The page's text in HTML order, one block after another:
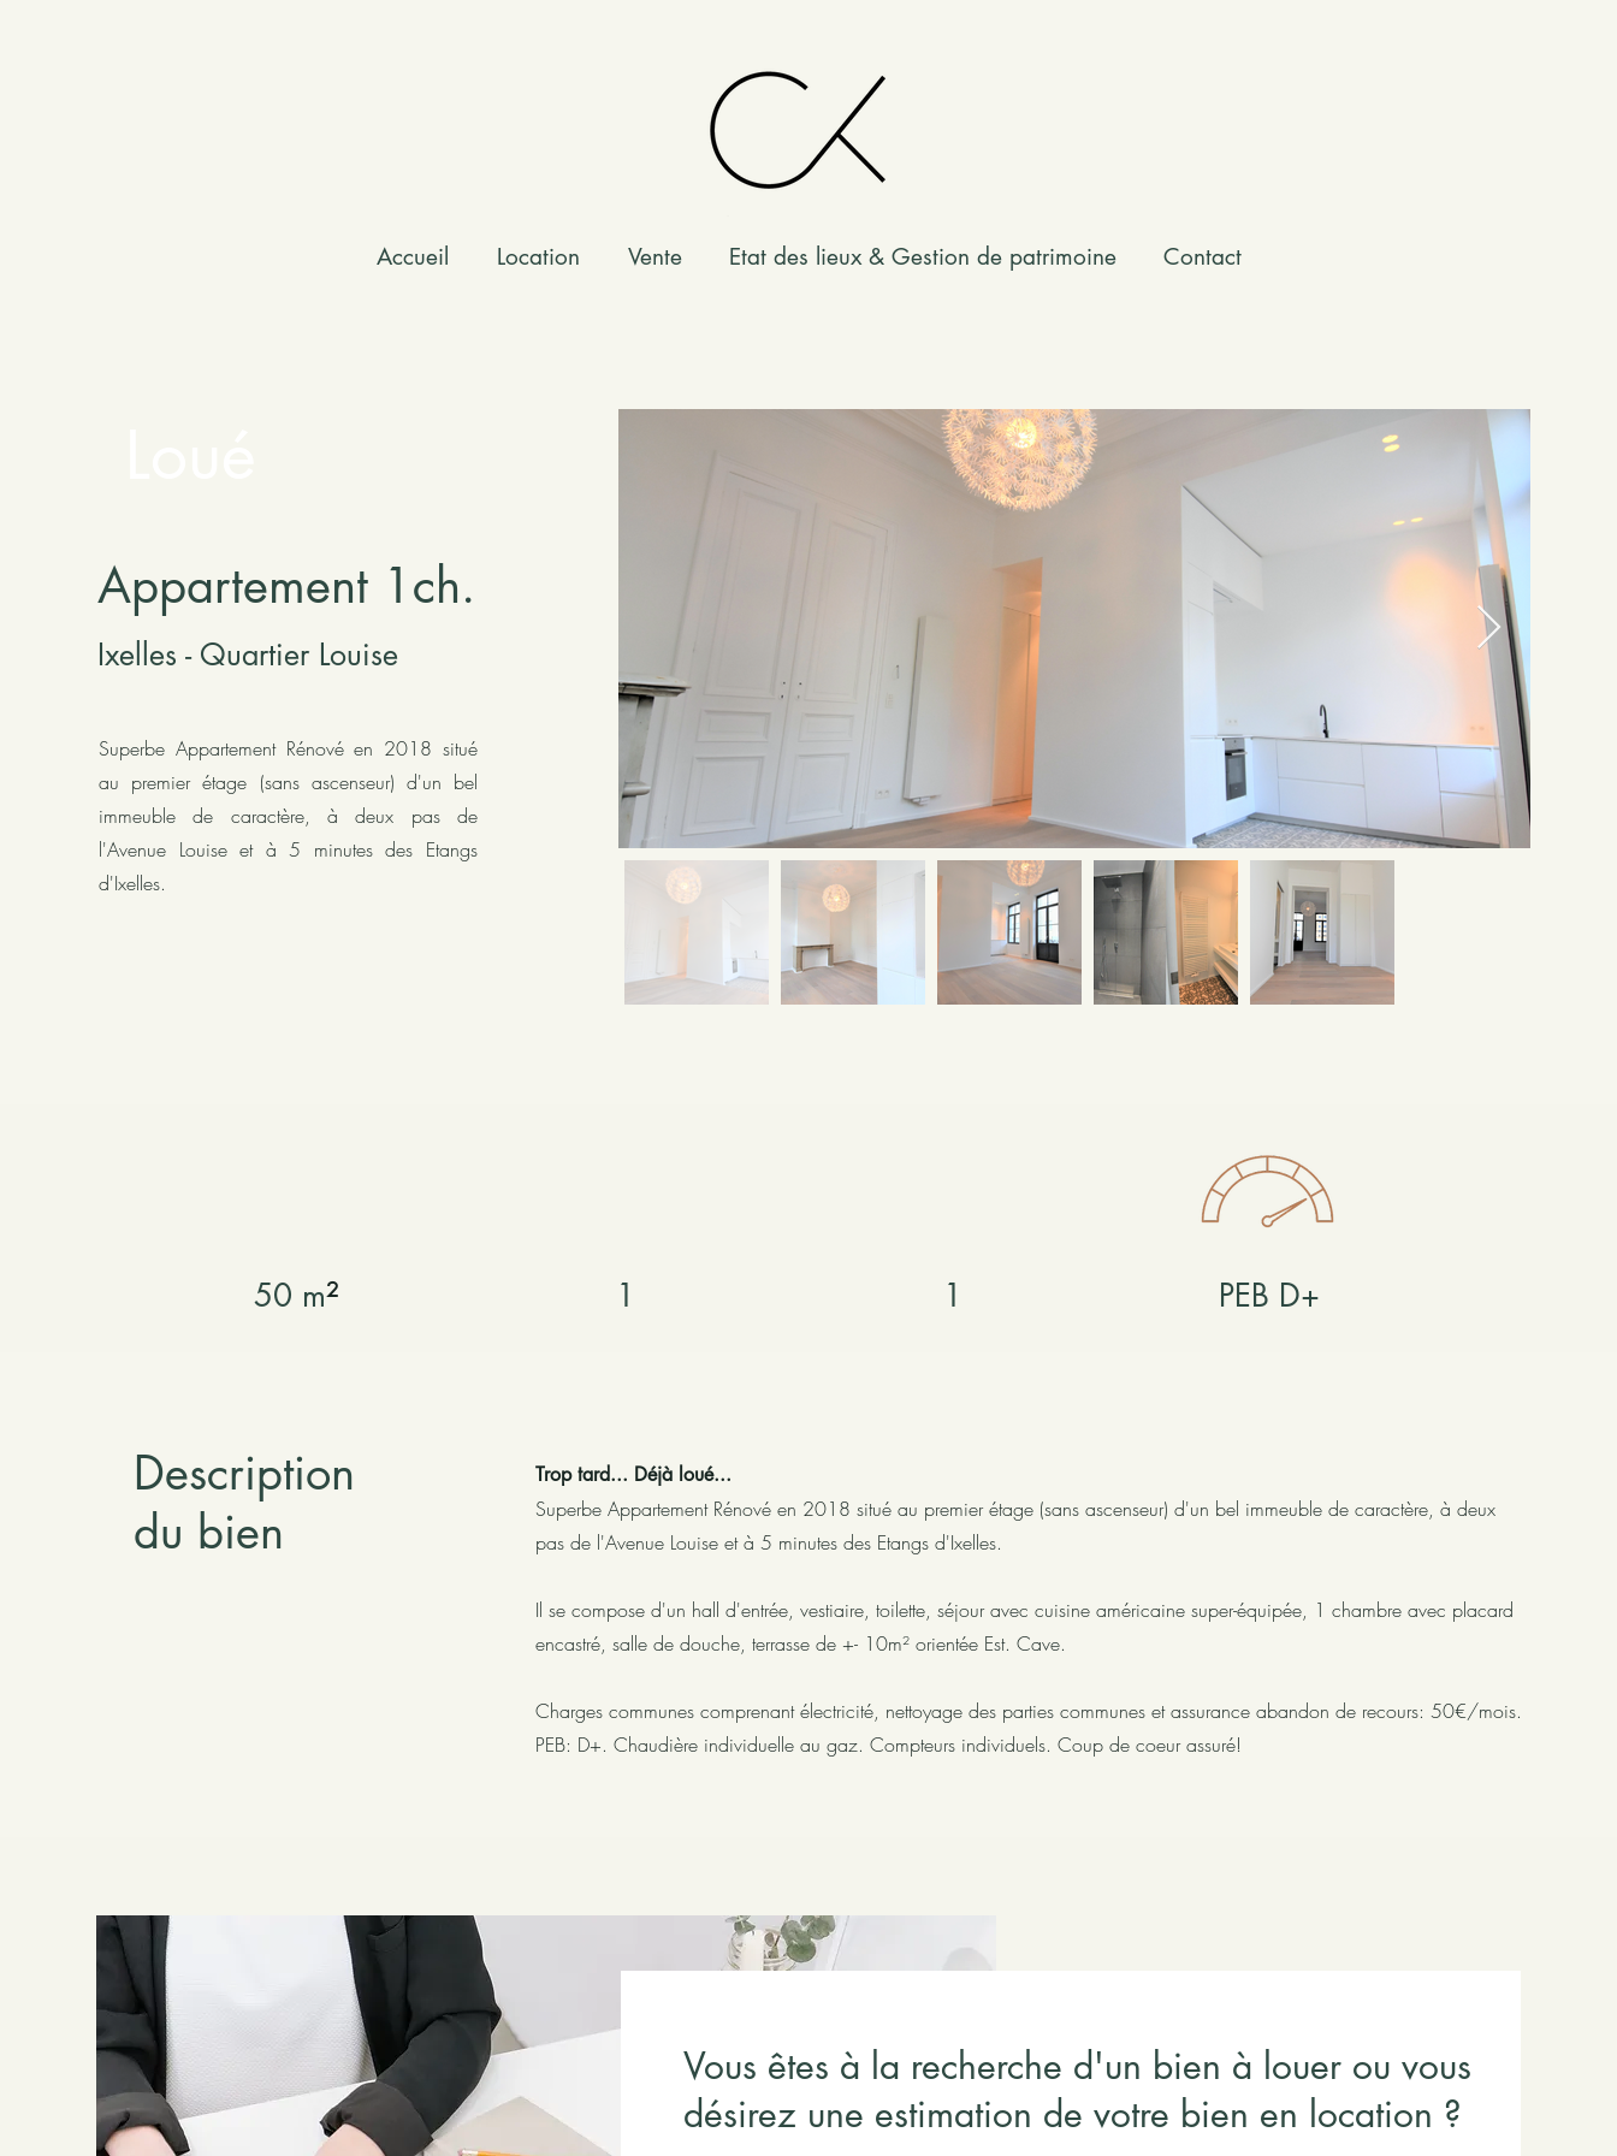
Accueil Location Vente Etat des lieux & Gestion de patrimoine Contact
Appartement 1ch.
Ixel les - Quartier Louise
Superbe Appartement Rénové en 2018 situé
au premier étage (sans ascenseur) d'un bel
immeuble de caractère, à deux pas de
l'Avenue Louise et à 5 minutes des Etangs
d'Ixelles.
50 m² 1 1 PEB D+
Description
du bien
Trop tard... Déjà loué...
Superbe Appartement Rénové en 2018 situé au premier étage (sans ascenseur) d'un bel immeuble de caractère, à deux
pas de l'Avenue Louise et à 5 minutes des Etangs d'Ixelles.
Il se compose d'un hall d'entrée, vestiaire, toilette, séjour avec cuisine américaine super-équipée, 1 chambre avec placard
encastré, salle de douche, terrasse de +- 10m² orientée Est. Cave.
Charges communes comprenant électricité, nettoyage des parties communes et assurance abandon de recours: 50€/mois.
PEB: D+. Chaudière individuelle au gaz. Compteurs individuels. Coup de coeur assuré!
Vous êtes à la recherche d'un bien à louer ou vous
désirez une estimation de votre bien en location ?